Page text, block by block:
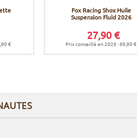
€
Fox Racing Shox Huile
Suspension Fluid 2026
27,90 €
Prix conseillé en 2026 : 69,90 €